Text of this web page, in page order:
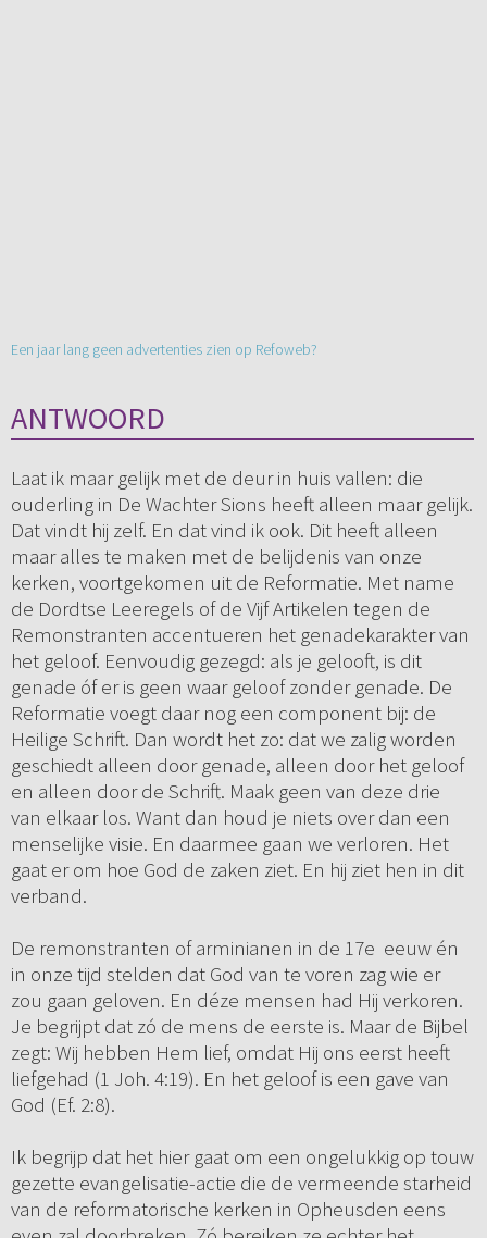
Een jaar lang geen advertenties zien op Refoweb?
ANTWOORD
Laat ik maar gelijk met de deur in huis vallen: die
ouderling in De Wachter Sions heeft alleen maar gelijk.
Dat vindt hij zelf. En dat vind ik ook. Dit heeft alleen
maar alles te maken met de belijdenis van onze
kerken, voortgekomen uit de Reformatie. Met name
de Dordtse Leeregels of de Vijf Artikelen tegen de
Remonstranten accentueren het genadekarakter van
het geloof. Eenvoudig gezegd: als je gelooft, is dit
genade óf er is geen waar geloof zonder genade. De
Reformatie voegt daar nog een component bij: de
Heilige Schrift. Dan wordt het zo: dat we zalig worden
geschiedt alleen door genade, alleen door het geloof
en alleen door de Schrift. Maak geen van deze drie
van elkaar los. Want dan houd je niets over dan een
menselijke visie. En daarmee gaan we verloren. Het
gaat er om hoe God de zaken ziet. En hij ziet hen in dit
verband.
De remonstranten of arminianen in de 17e eeuw én
in onze tijd stelden dat God van te voren zag wie er
zou gaan geloven. En déze mensen had Hij verkoren.
Je begrijpt dat zó de mens de eerste is. Maar de Bijbel
zegt: Wij hebben Hem lief, omdat Hij ons eerst heeft
liefgehad (1 Joh. 4:19). En het geloof is een gave van
God (Ef. 2:8).
Ik begrijp dat het hier gaat om een ongelukkig op touw
gezette evangelisatie-actie die de vermeende starheid
van de reformatorische kerken in Opheusden eens